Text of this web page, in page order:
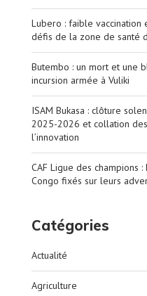
Lubero : faible vaccination
défis de la zone de santé
Butembo : un mort et une
incursion armée à Vuliki
ISAM Bukasa : clôture
2025-2026 et collation
l’innovation
CAF Ligue des champions
Congo fixés sur leurs
Catégories
Actualité
Agriculture